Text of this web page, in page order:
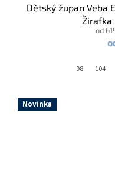
Dětský župan Veba
Žirafka
od
98 104
Novinka